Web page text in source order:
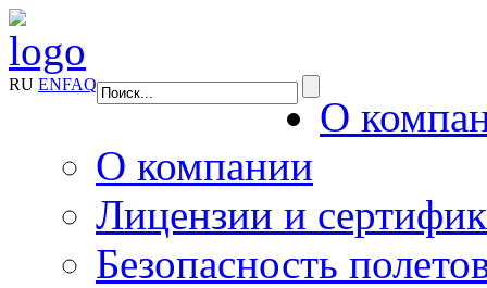
RU ENFAQ
О
О компании
Лицензии и
Безопасность